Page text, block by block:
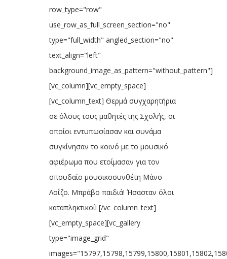
row_type="row"
use_row_as_full_screen_section="no"
type="full_width" angled_section="no"
text_align="left"
background_image_as_pattern="without_pattern"]
[vc_column][vc_empty_space]
[vc_column_text] Θερμά συγχαρητήρια
σε όλους τους μαθητές της Σχολής, οι
οποίοι εντυπωσίασαν και συνάμα
συγκίνησαν το κοινό με το μουσικό
αφιέρωμα που ετοίμασαν για τον
σπουδαίο μουσικοσυνθέτη Μάνο
Λοΐζο. Μπράβο παιδιά! Ήσασταν όλοι
καταπληκτικοί! [/vc_column_text]
[vc_empty_space][vc_gallery
type="image_grid"